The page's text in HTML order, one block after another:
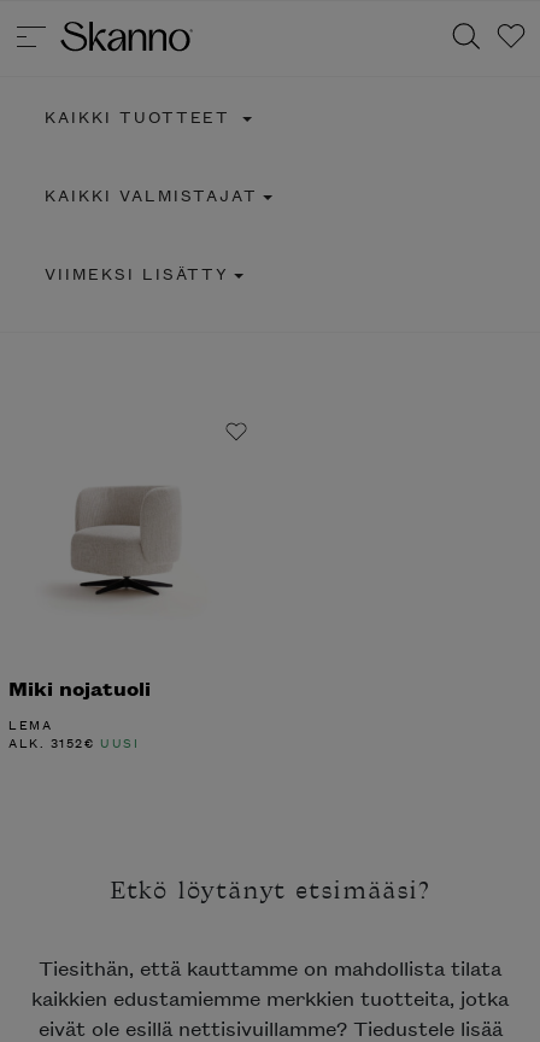
KAIKKI TUOTTEET
KAIKKI VALMISTAJAT
VIIMEKSI LISÄTTY
Miki nojatuoli
LEMA
ALK. 3152€ UUSI
Etkö löytänyt etsimääsi?
Tiesithän, että kauttamme on mahdollista tilata
kaikkien edustamiemme merkkien tuotteita, jotka
eivät ole esillä nettisivuillamme? Tiedustele lisää